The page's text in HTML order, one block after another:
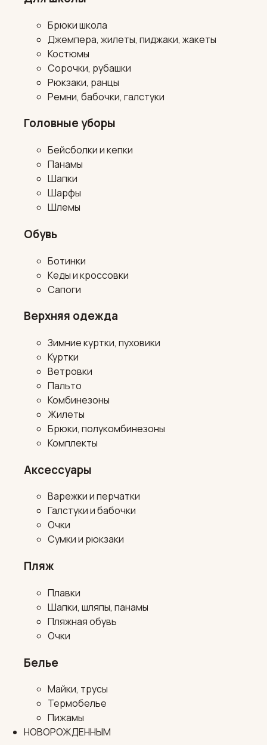
Брюки школа
Джемпера, жилеты, пиджаки, жакеты
Костюмы
Сорочки, рубашки
Рюкзаки, ранцы
Ремни, бабочки, галстуки
Головные уборы
Бейсболки и кепки
Панамы
Шапки
Шарфы
Шлемы
Обувь
Ботинки
Кеды и кроссовки
Сапоги
Верхняя одежда
Зимние куртки, пуховики
Куртки
Ветровки
Пальто
Комбинезоны
Жилеты
Брюки, полукомбинезоны
Комплекты
Аксессуары
Варежки и перчатки
Галстуки и бабочки
Очки
Сумки и рюкзаки
Пляж
Плавки
Шапки, шляпы, панамы
Пляжная обувь
Очки
Белье
Майки, трусы
Термобелье
Пижамы
НОВОРОЖДЕННЫМ